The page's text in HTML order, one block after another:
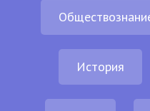
История